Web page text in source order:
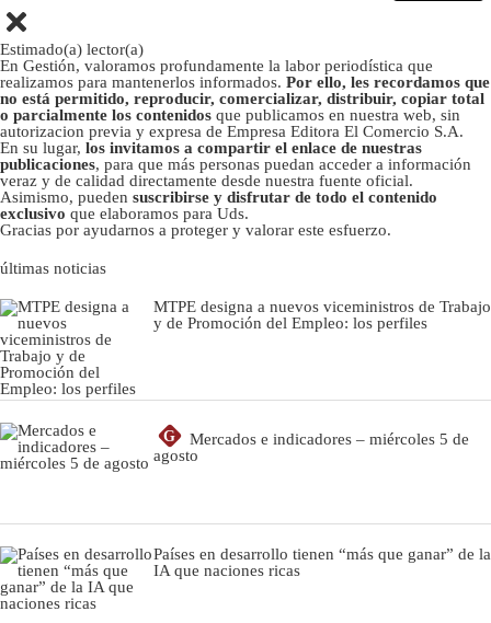
Estimado(a) lector(a)
En Gestión, valoramos profundamente la labor periodística que
realizamos para mantenerlos informados. Por ello, les recordamos que
no está permitido, reproducir, comercializar, distribuir, copiar total
o parcialmente los contenidos que publicamos en nuestra web, sin
autorizacion previa y expresa de Empresa Editora El Comercio S.A.
En su lugar, los invitamos a compartir el enlace de nuestras
publicaciones, para que más personas puedan acceder a información
veraz y de calidad directamente desde nuestra fuente oficial.
Asimismo, pueden suscribirse y disfrutar de todo el contenido
exclusivo que elaboramos para Uds.
Gracias por ayudarnos a proteger y valorar este esfuerzo.
últimas noticias
MTPE designa a nuevos viceministros de Trabajo
y de Promoción del Empleo: los perfiles
G
Mercados e indicadores – miércoles 5 de
agosto
Países en desarrollo tienen “más que ganar” de la
IA que naciones ricas